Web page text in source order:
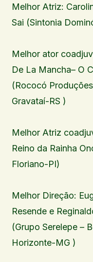
Melhor Atriz:
Sai (Sintonia
Melhor ator
De La Mancha– O
(Rococó
Gravataí-RS )
Melhor Atriz
Reino da Rainha
Floriano-PI)
Melhor Direção:
Resende e
(Grupo Serelepe –
Horizonte-MG )